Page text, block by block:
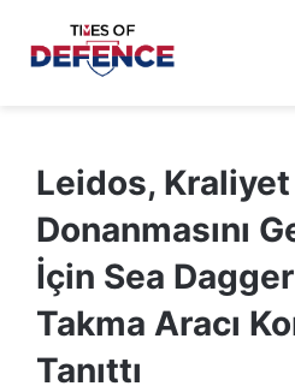
Leidos, Kraliyet
Donanmasını
İçin Sea
Takma Aracı
Tanıttı